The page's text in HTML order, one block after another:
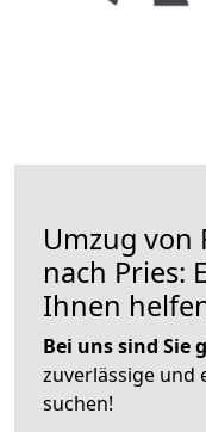
Umzug von
nach Pries:
Ihnen
Bei uns sind Sie
zuverlässige und
suchen!